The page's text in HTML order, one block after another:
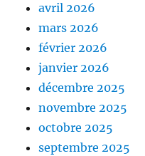
avril 2026
mars 2026
février 2026
janvier 2026
décembre 2025
novembre 2025
octobre 2025
septembre 2025